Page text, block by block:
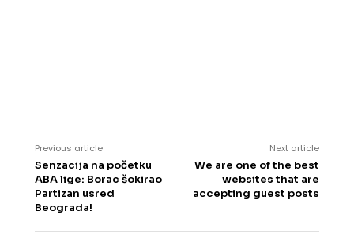
Previous article
Senzacija na početku
ABA lige: Borac šokirao
Partizan usred
Beograda!
Next article
We are one of the best
websites that are
accepting guest posts